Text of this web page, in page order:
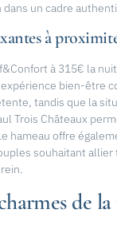
un cadre
à
à 315€ la
bien-être
tandis que la
Trois Châteaux
hameau offre
souhaitant
de